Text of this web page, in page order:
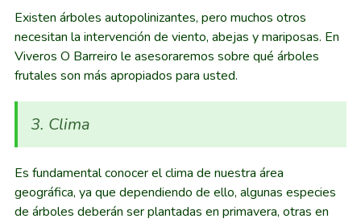
Existen árboles autopolinizantes, pero muchos otros
necesitan la intervención de viento, abejas y mariposas. En
Viveros O Barreiro le asesoraremos sobre qué árboles
frutales son más apropiados para usted.
3. Clima
Es fundamental conocer el clima de nuestra área
geográfica, ya que dependiendo de ello, algunas especies
de árboles deberán ser plantadas en primavera, otras en